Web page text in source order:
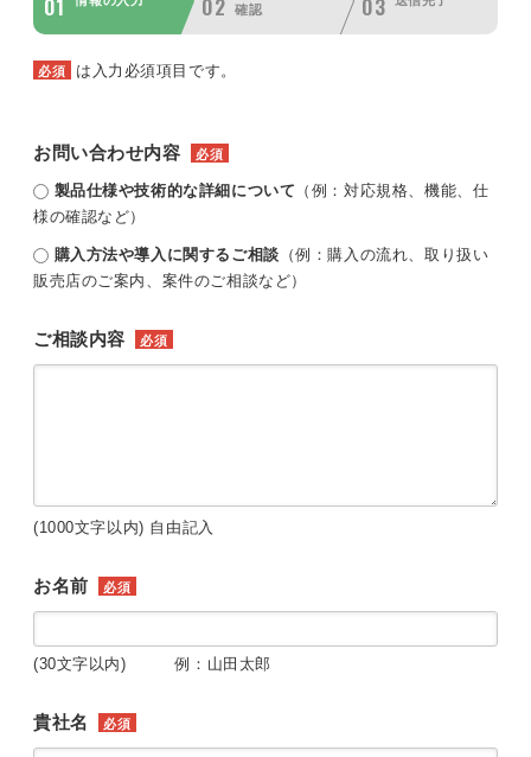
01 02
確認
03
必須 は入力必須項目です。
お問い合わせ内容 必須
製品仕様や技術的な詳細について （例：対応規格、機能、仕
様の確認など）
購入方法や導入に関するご相談 （例：購入の流れ、取り扱い
販売店のご案内、案件のご相談など）
ご相談内容 必須
(1000文字以内) 自由記入
お名前 必須
(30文字以内) 例：山田太郎
貴社名 必須